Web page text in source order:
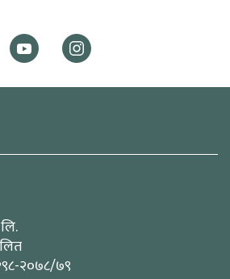
२०७८/७९